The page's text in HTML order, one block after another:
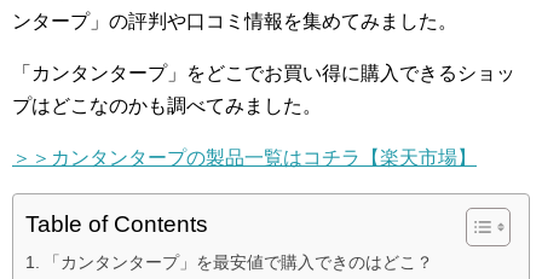
ンタープ」の評判や口コミ情報を集めてみました。
「カンタンタープ」をどこでお買い得に購入できるショッ
プはどこなのかも調べてみました。
＞＞カンタンタープの製品一覧はコチラ【楽天市場】
Table of Contents
「カンタンタープ」を最安値で購入できのはどこ？